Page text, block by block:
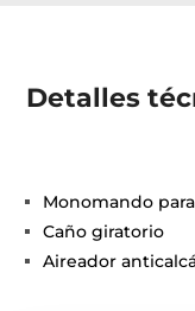
Detalles
Monomando
Caño giratorio
Aireador